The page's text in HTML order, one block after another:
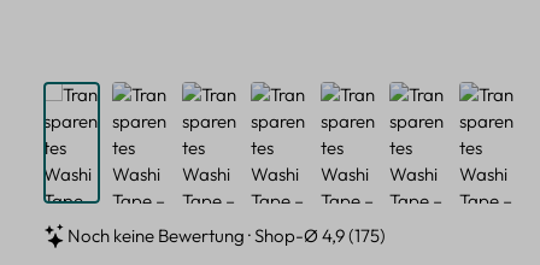
Noch keine Bewertung · Shop-Ø 4,9 (175)